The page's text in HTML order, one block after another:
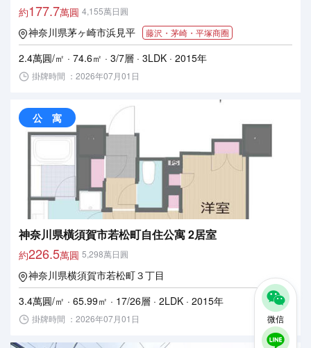
微信
約177.7萬圓 4,155萬日圓
神奈川県茅ヶ崎市浜見平 藤沢・茅崎・平塚商圈
2.4萬圓/㎡ · 74.6㎡ · 3/7層 · 3LDK · 2015年
掛牌時間 ：2026年07月01日
公 寓
神奈川県橫須賀市若松町自住公寓 2居室
約226.5萬圓 5,298萬日圓
神奈川県横須賀市若松町３丁目
3.4萬圓/㎡ · 65.99㎡ · 17/26層 · 2LDK · 2015年
掛牌時間 ：2026年07月01日